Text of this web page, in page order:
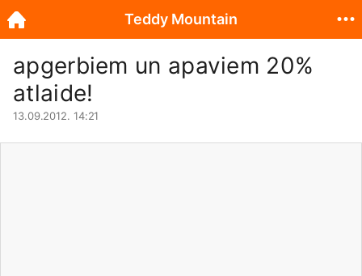
apgerbiem un apaviem 20%
atlaide!
13.09.2012. 14:21
Teddy Mountain